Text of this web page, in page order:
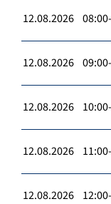
12.08.2026
12.08.2026
12.08.2026
12.08.2026
12.08.2026